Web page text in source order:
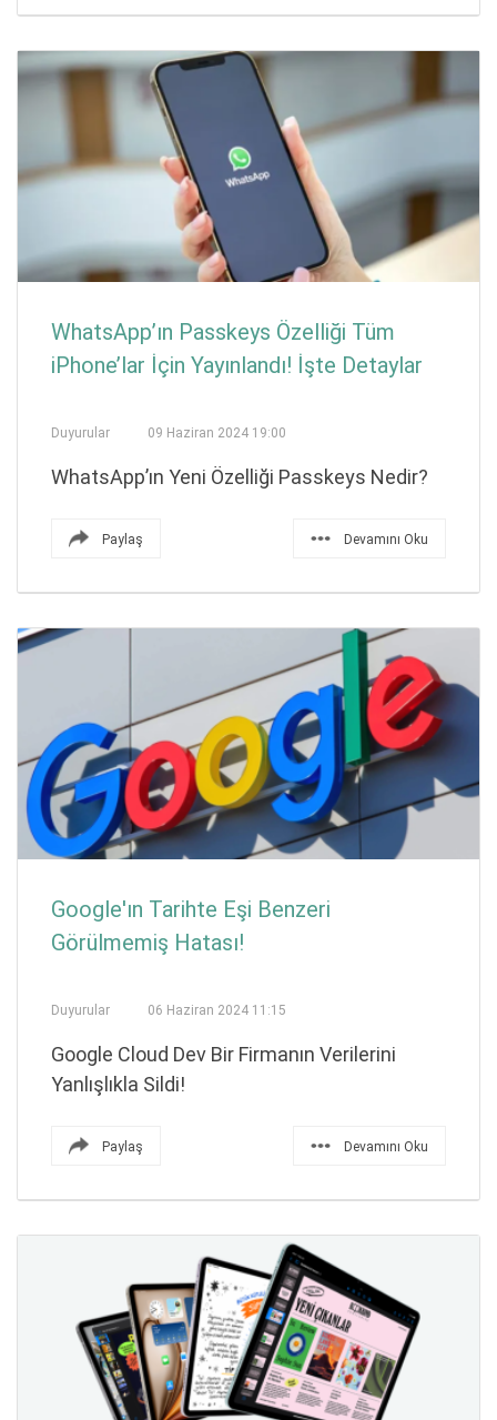
WhatsApp’ın Passkeys Özelliği Tüm
iPhone’lar İçin Yayınlandı! İşte Detaylar
Duyurular 09 Haziran 2024 19:00
WhatsApp’ın Yeni Özelliği Passkeys Nedir?
Devamını Oku
Paylaş
Google'ın Tarihte Eşi Benzeri
Görülmemiş Hatası!
Duyurular 06 Haziran 2024 11:15
Google Cloud Dev Bir Firmanın Verilerini
Yanlışlıkla Sildi!
Devamını Oku
Paylaş